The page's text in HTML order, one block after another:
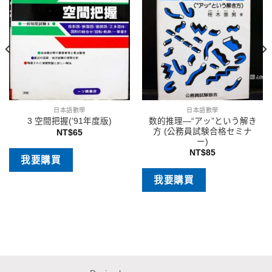
日本語數學
3 空間把握(’91年度版)
NT$65
我要購買
日本語數學
数的推理―“アッ”という解き
方 (公務員試験合格セミナ
ー)
NT$85
我要購買